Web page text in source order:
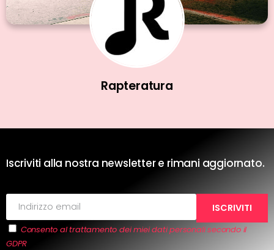
Rapteratura
Iscriviti alla nostra newsletter e rimani aggiornato.
Consento al trattamento dei miei dati personali secondo il
GDPR